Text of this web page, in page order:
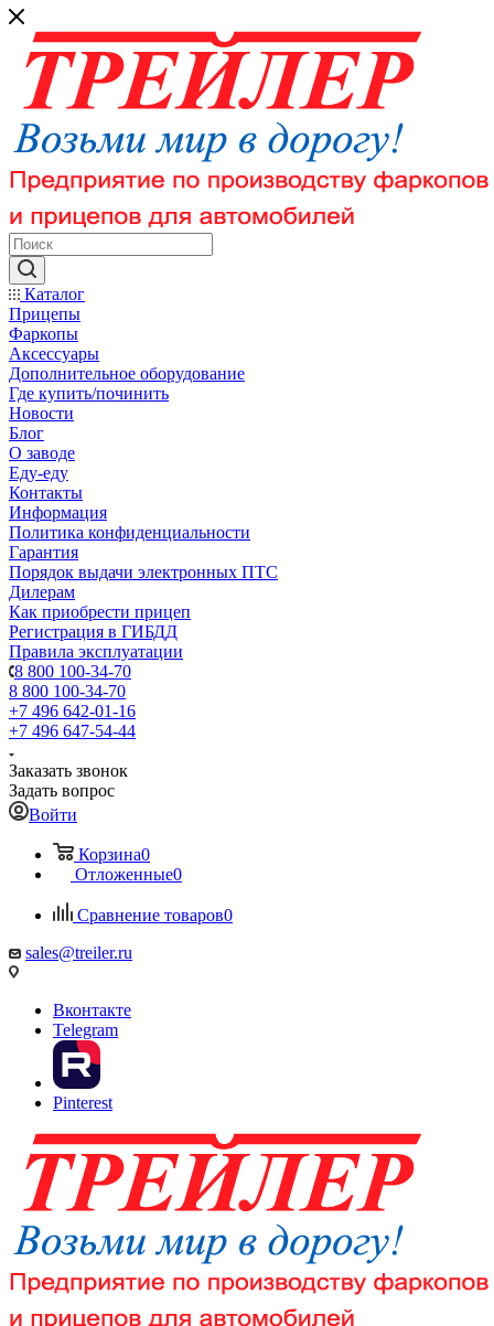
Каталог
Прицепы
Фаркопы
Аксессуары
Дополнительное оборудование
Где купить/починить
Новости
Блог
О заводе
Еду-еду
Контакты
Информация
Политика конфиденциальности
Гарантия
Порядок выдачи электронных ПТС
Дилерам
Как приобрести прицеп
Регистрация в ГИБДД
Правила эксплуатации
8 800 100-34-70
8 800 100-34-70
+7 496 642-01-16
+7 496 647-54-44
Заказать звонок
Задать вопрос
Войти
Корзина0
Отложенные0
Сравнение товаров0
sales@treiler.ru
Вконтакте
Telegram
Pinterest